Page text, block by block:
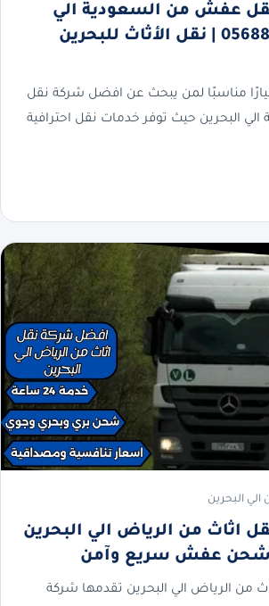
عفش من السعودية الي
البحرين 0568829975 | نقل الأثاث للبحرين
مناسبًا لمن يبحث عن افضل شركة نقل
البحرين حيث توفر خدمات نقل احترافية
البحرين
اثاث من الرياض الي البحرين
من الرياض الي البحرين تقدمها شركة